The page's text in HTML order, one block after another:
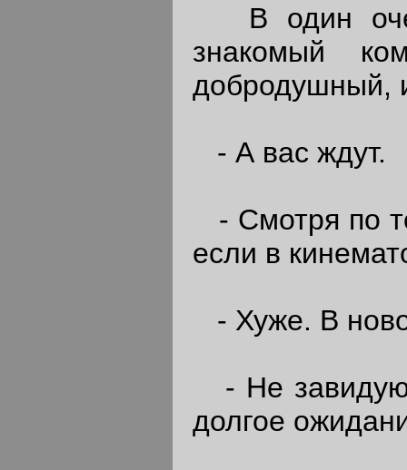
В один
знакомый
добродушный,
- А вас ждут.
- Смотря по
если в
- Хуже. В
- Не
долгое